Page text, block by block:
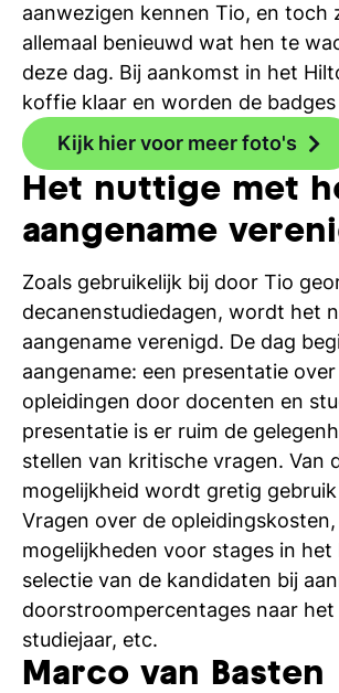
aanwezigen kennen Tio, en toch
allemaal benieuwd wat hen te
deze dag. Bij aankomst in het
koffie klaar en worden de
Kijk hier voor meer foto's
Het nuttige met
aangename
Zoals gebruikelijk bij door Tio
decanenstudiedagen, wordt het
aangename verenigd. De dag
aangename: een presentatie
opleidingen door docenten en
presentatie is er ruim de
stellen van kritische vragen. Van
mogelijkheid wordt gretig
Vragen over de opleidingskosten,
mogelijkheden voor stages in het
selectie van de kandidaten bij
doorstroompercentages naar
studiejaar, etc.
Marco van Basten